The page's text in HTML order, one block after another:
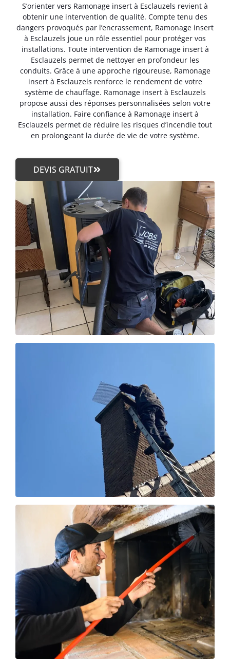
S’orienter vers Ramonage insert à Esclauzels revient à
obtenir une intervention de qualité. Compte tenu des
dangers provoqués par l’encrassement, Ramonage insert
à Esclauzels joue un rôle essentiel pour protéger vos
installations. Toute intervention de Ramonage insert à
Esclauzels permet de nettoyer en profondeur les
conduits. Grâce à une approche rigoureuse, Ramonage
insert à Esclauzels renforce le rendement de votre
système de chauffage. Ramonage insert à Esclauzels
propose aussi des réponses personnalisées selon votre
installation. Faire confiance à Ramonage insert à
Esclauzels permet de réduire les risques d’incendie tout
en prolongeant la durée de vie de votre système.
DEVIS GRATUIT